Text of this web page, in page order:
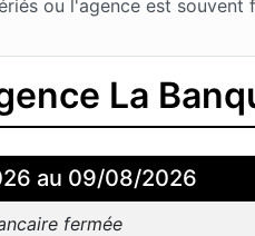
ou l'agence est souvent
La
au 09/08/2026
fermée